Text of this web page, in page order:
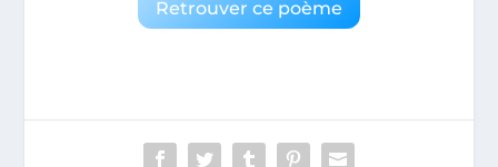
Retrouver ce poème